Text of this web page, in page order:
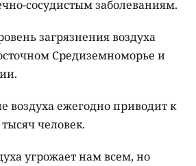
сосудистым заболеваниям.
загрязнения воздуха
Средиземноморье и
воздуха ежегодно приводит к
человек.
угрожает нам всем, но